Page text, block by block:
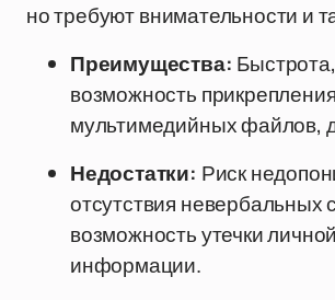
но требуют внимательности и
Преимущества: Быстрота,
возможность прикрепления
мультимедийных файлов,
Недостатки: Риск
отсутствия невербальных
возможность утечки личной
информации.